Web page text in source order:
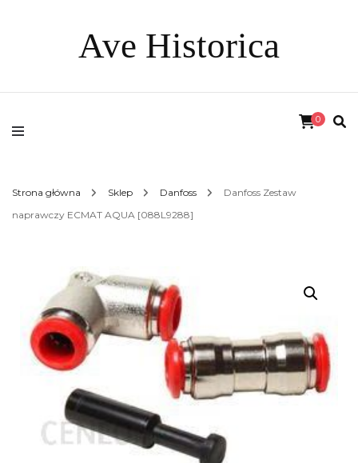
Ave Historica
0
Strona główna Sklep Danfoss
Danfoss Zestaw
naprawczy ECMAT AQUA [088L9288]